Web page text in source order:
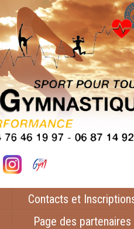
Contacts et
Page des partenaires